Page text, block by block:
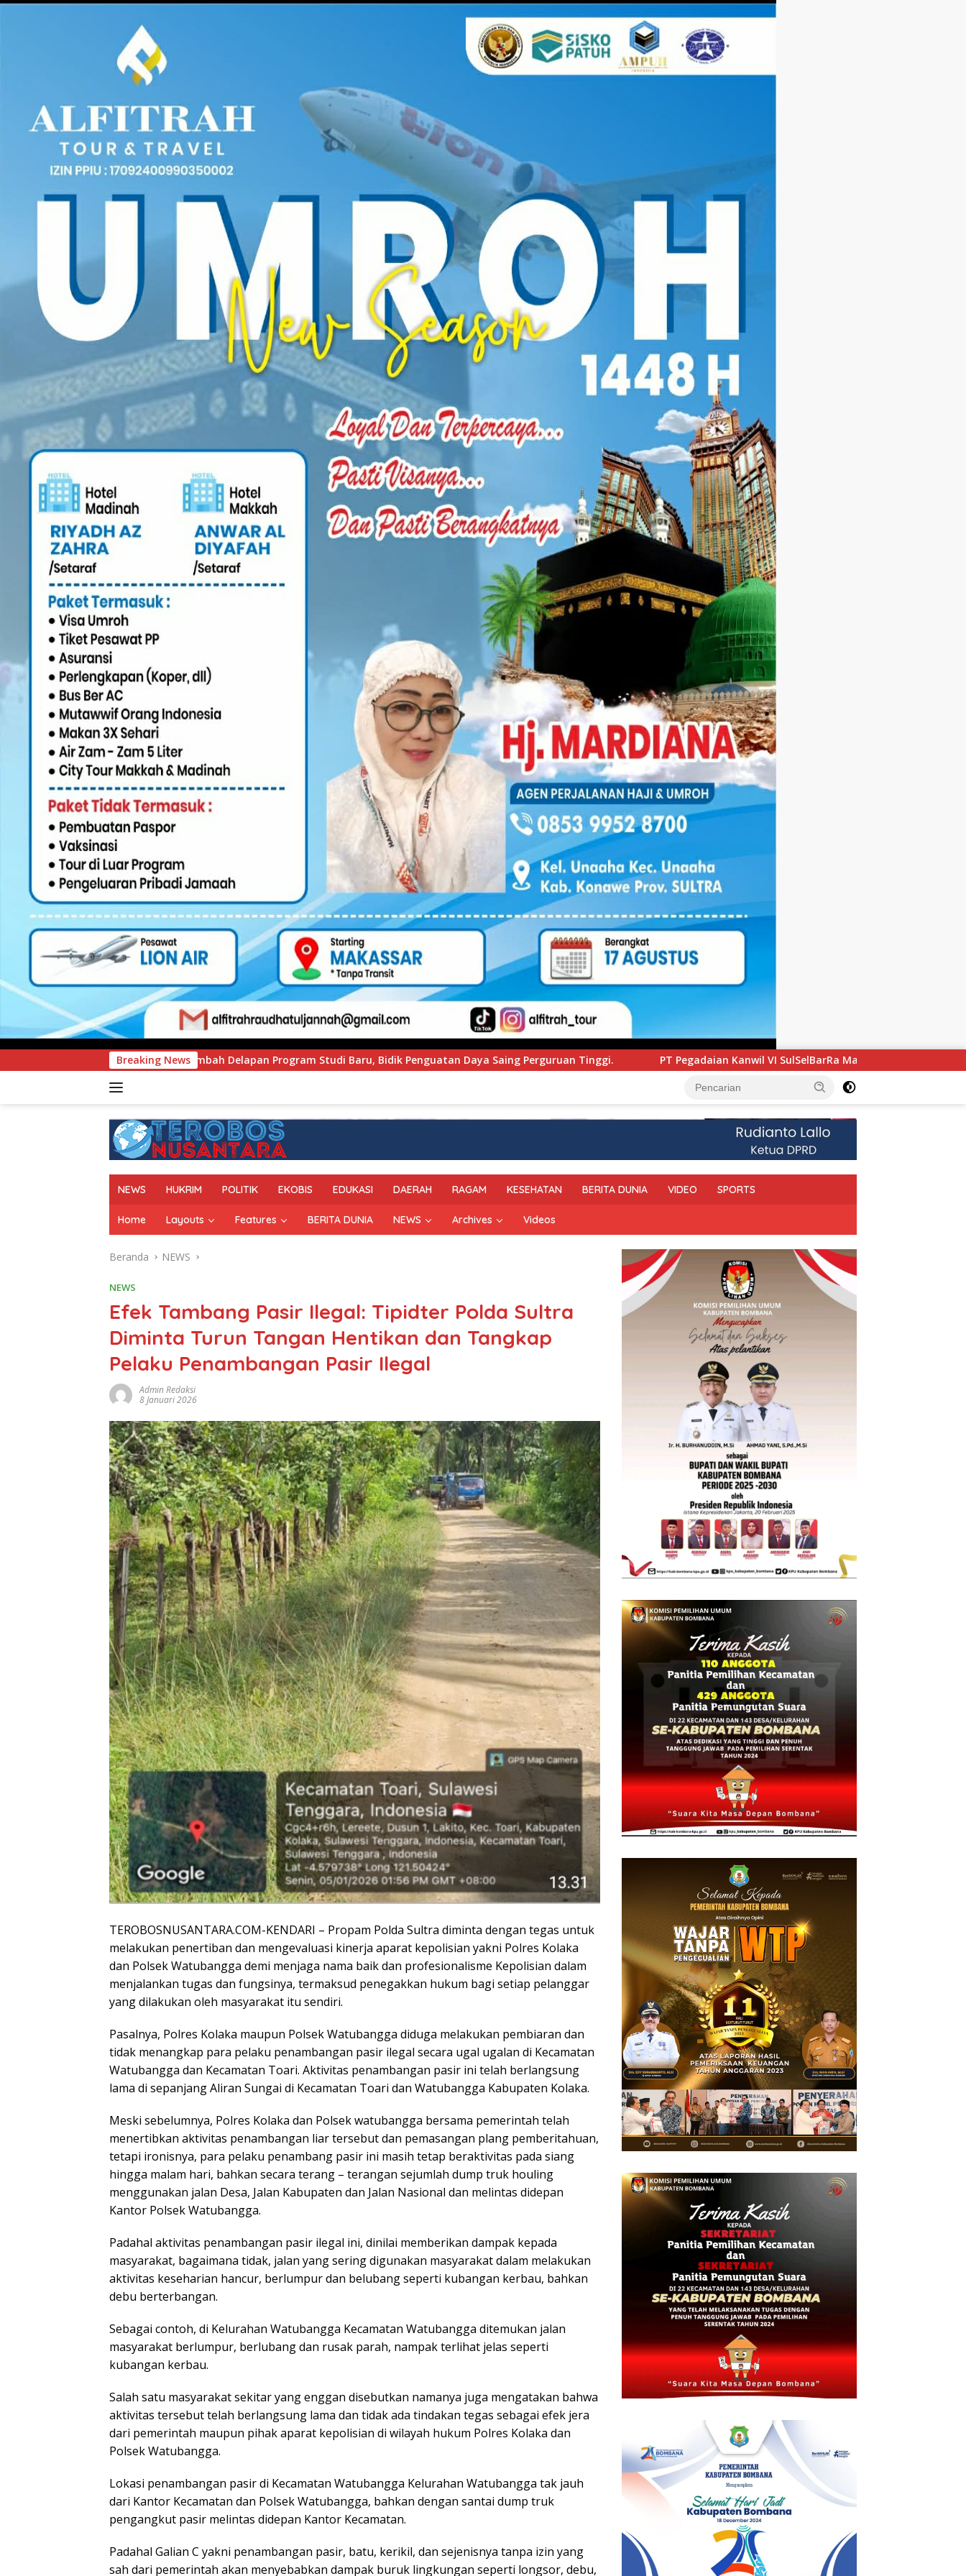
Langsung
ke
Breaking News
Tambah Delapan Program Studi Baru, Bidik Penguatan Daya Saing Perguruan Tinggi. PT Pegadaian Kanwil VI SulSelBarRa Maluku Luncurkan Program PANDE EMAS untuk Perkuat
NEWS HUKRIM POLITIK EKOBIS EDUKASI DAERAH RAGAM KESEHATAN BERITA DUNIA VIDEO SPORTS
Home Layouts Features BERITA DUNIA NEWS Archives Videos
Beranda NEWS
NEWS
Efek Tambang Pasir Ilegal: Tipidter Polda Sultra
Diminta Turun Tangan Hentikan dan Tangkap
Pelaku Penambangan Pasir Ilegal
Admin Redaksi
8 Januari 2026
TEROBOSNUSANTARA.COM-KENDARI – Propam Polda Sultra diminta dengan tegas untuk
melakukan penertiban dan mengevaluasi kinerja aparat kepolisian yakni Polres Kolaka
dan Polsek Watubangga demi menjaga nama baik dan profesionalisme Kepolisian dalam
menjalankan tugas dan fungsinya, termaksud penegakkan hukum bagi setiap pelanggar
yang dilakukan oleh masyarakat itu sendiri.
Pasalnya, Polres Kolaka maupun Polsek Watubangga diduga melakukan pembiaran dan
tidak menangkap para pelaku penambangan pasir ilegal secara ugal ugalan di Kecamatan
Watubangga dan Kecamatan Toari. Aktivitas penambangan pasir ini telah berlangsung
lama di sepanjang Aliran Sungai di Kecamatan Toari dan Watubangga Kabupaten Kolaka.
Meski sebelumnya, Polres Kolaka dan Polsek watubangga bersama pemerintah telah
menertibkan aktivitas penambangan liar tersebut dan pemasangan plang pemberitahuan,
tetapi ironisnya, para pelaku penambang pasir ini masih tetap beraktivitas pada siang
hingga malam hari, bahkan secara terang – terangan sejumlah dump truk houling
menggunakan jalan Desa, Jalan Kabupaten dan Jalan Nasional dan melintas didepan
Kantor Polsek Watubangga.
Padahal aktivitas penambangan pasir ilegal ini, dinilai memberikan dampak kepada
masyarakat, bagaimana tidak, jalan yang sering digunakan masyarakat dalam melakukan
aktivitas keseharian hancur, berlumpur dan belubang seperti kubangan kerbau, bahkan
debu berterbangan.
Sebagai contoh, di Kelurahan Watubangga Kecamatan Watubangga ditemukan jalan
masyarakat berlumpur, berlubang dan rusak parah, nampak terlihat jelas seperti
kubangan kerbau.
Salah satu masyarakat sekitar yang enggan disebutkan namanya juga mengatakan bahwa
aktivitas tersebut telah berlangsung lama dan tidak ada tindakan tegas sebagai efek jera
dari pemerintah maupun pihak aparat kepolisian di wilayah hukum Polres Kolaka dan
Polsek Watubangga.
Lokasi penambangan pasir di Kecamatan Watubangga Kelurahan Watubangga tak jauh
dari Kantor Kecamatan dan Polsek Watubangga, bahkan dengan santai dump truk
pengangkut pasir melintas didepan Kantor Kecamatan.
Padahal Galian C yakni penambangan pasir, batu, kerikil, dan sejenisnya tanpa izin yang
sah dari pemerintah akan menyebabkan dampak buruk lingkungan seperti longsor, debu,